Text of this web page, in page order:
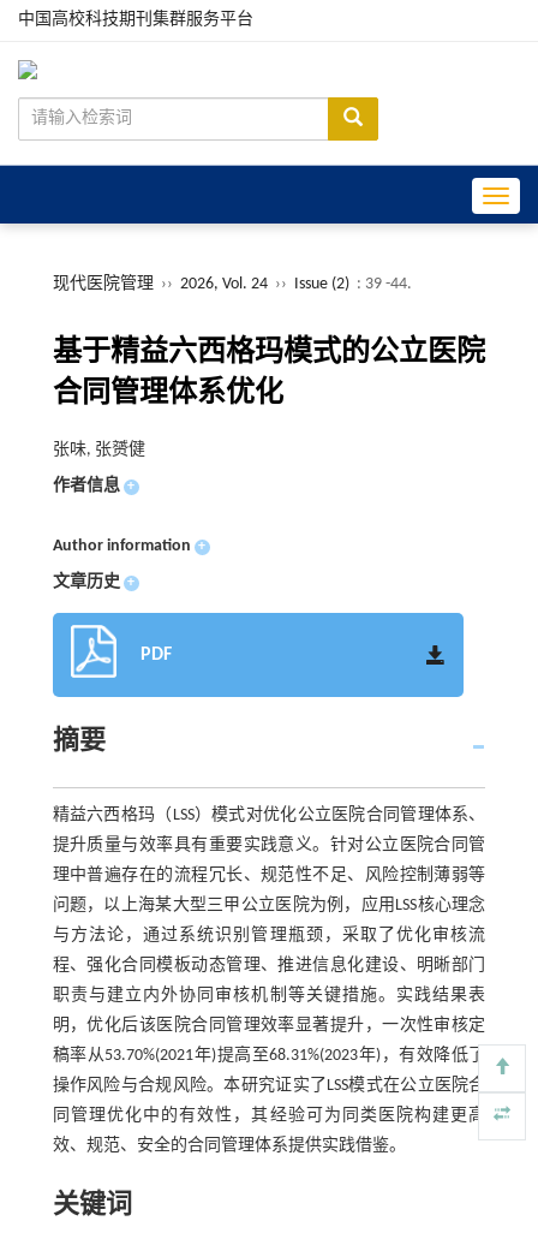
中国高校科技期刊集群服务平台
现代医院管理 ›› 2026, Vol. 24 ›› Issue (2) : 39 -44.
基于精益六西格玛模式的公立医院
合同管理体系优化
张味, 张赟健
作者信息 +
Author information +
文章历史 +
PDF
摘要
精益六西格玛（LSS）模式对优化公立医院合同管理体系、
提升质量与效率具有重要实践意义。针对公立医院合同管
理中普遍存在的流程冗长、规范性不足、风险控制薄弱等
问题，以上海某大型三甲公立医院为例，应用LSS核心理念
与方法论，通过系统识别管理瓶颈，采取了优化审核流
程、强化合同模板动态管理、推进信息化建设、明晰部门
职责与建立内外协同审核机制等关键措施。实践结果表
明，优化后该医院合同管理效率显著提升，一次性审核定
稿率从53.70%(2021年)提高至68.31%(2023年)，有效降低了
操作风险与合规风险。本研究证实了LSS模式在公立医院合
同管理优化中的有效性，其经验可为同类医院构建更高
效、规范、安全的合同管理体系提供实践借鉴。
关键词